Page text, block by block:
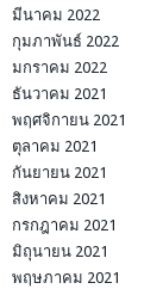
มีนาคม 2022
กุมภาพันธ์ 2022
มกราคม 2022
ธันวาคม 2021
พฤศจิกายน 2021
ตุลาคม 2021
กันยายน 2021
สิงหาคม 2021
กรกฎาคม 2021
มิถุนายน 2021
พฤษภาคม 2021